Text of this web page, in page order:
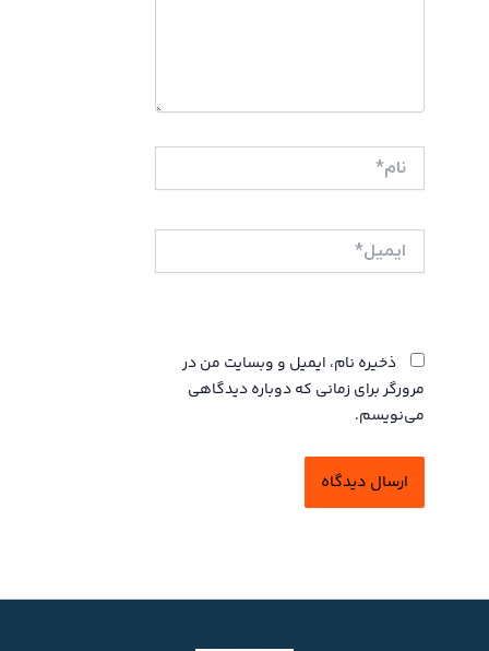
نام*
ایمیل*
ذخیره نام، ایمیل و وبسایت من در
مرورگر برای زمانی که دوباره دیدگاهی
می‌نویسم.